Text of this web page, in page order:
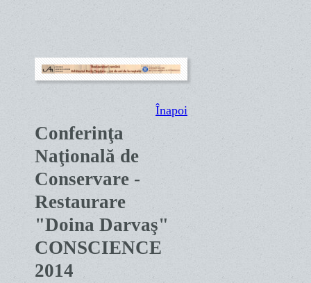
Înapoi
Conferinţa
Naţională de
Conservare -
Restaurare
"Doina Darvaş"
CONSCIENCE
2014